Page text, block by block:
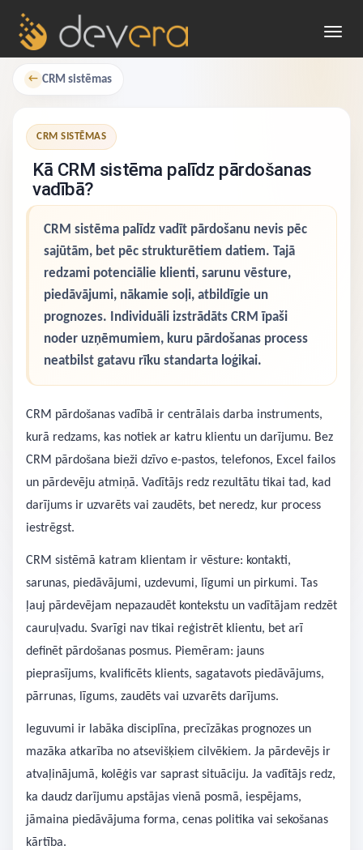
← CRM sistēmas
CRM SISTĒMAS
Kā CRM sistēma palīdz pārdošanas
vadībā?
CRM sistēma palīdz vadīt pārdošanu nevis pēc
sajūtām, bet pēc strukturētiem datiem. Tajā
redzami potenciālie klienti, sarunu vēsture,
piedāvājumi, nākamie soļi, atbildīgie un
prognozes. Individuāli izstrādāts CRM īpaši
noder uzņēmumiem, kuru pārdošanas process
neatbilst gatavu rīku standarta loģikai.
CRM pārdošanas vadībā ir centrālais darba instruments,
kurā redzams, kas notiek ar katru klientu un darījumu. Bez
CRM pārdošana bieži dzīvo e-pastos, telefonos, Excel failos
un pārdevēju atmiņā. Vadītājs redz rezultātu tikai tad, kad
darījums ir uzvarēts vai zaudēts, bet neredz, kur process
iestrēgst.
CRM sistēmā katram klientam ir vēsture: kontakti,
sarunas, piedāvājumi, uzdevumi, līgumi un pirkumi. Tas
ļauj pārdevējam nepazaudēt kontekstu un vadītājam redzēt
cauruļvadu. Svarīgi nav tikai reģistrēt klientu, bet arī
definēt pārdošanas posmus. Piemēram: jauns
pieprasījums, kvalificēts klients, sagatavots piedāvājums,
pārrunas, līgums, zaudēts vai uzvarēts darījums.
Ieguvumi ir labāka disciplīna, precīzākas prognozes un
mazāka atkarība no atsevišķiem cilvēkiem. Ja pārdevējs ir
atvaļinājumā, kolēģis var saprast situāciju. Ja vadītājs redz,
ka daudz darījumu apstājas vienā posmā, iespējams,
jāmaina piedāvājuma forma, cenas politika vai sekošanas
kārtība.